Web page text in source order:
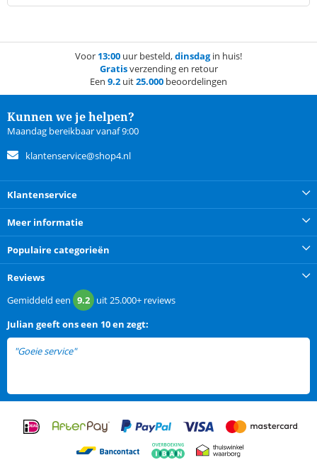
Voor 13:00 uur besteld,dinsdagin huis!
Gratisverzending en retour
Een 9.2 uit25.000 beoordelingen
Kunnen we je helpen?
Maandag bereikbaar vanaf 9:00
klantenservice@shop4.nl
Klantenservice
Meer informatie
Populaire categorieën
Reviews
Gemiddeld een 9.2 uit25.000+ reviews
Julian geeft ons een 10 en zegt:
"Goeie service"